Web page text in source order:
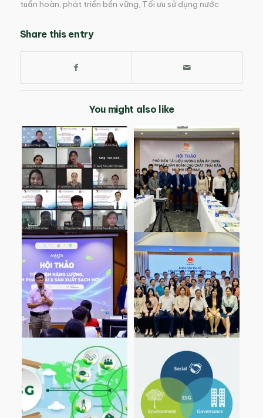
tuần hoàn, phát triển bền vững, Tối ưu sử dụng nước
Share this entry
You might also like